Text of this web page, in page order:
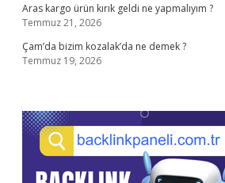
Aras kargo ürün kırık geldi ne yapmalıyım ?
Temmuz 21, 2026
Çam’da bizim kozalak’da ne demek ?
Temmuz 19, 2026